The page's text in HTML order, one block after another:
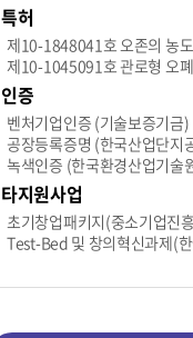
특허
제10-1848041호 오존의 농
제10-1045091호 관로형 오
인증
벤처기업인증 (기술보증기금)
공장등록증명 (한국산업단지
녹색인증 (한국환경산업기술
타지원사업
초기창업패키지(중소기업진
Test-Bed 및 창의혁신과제(